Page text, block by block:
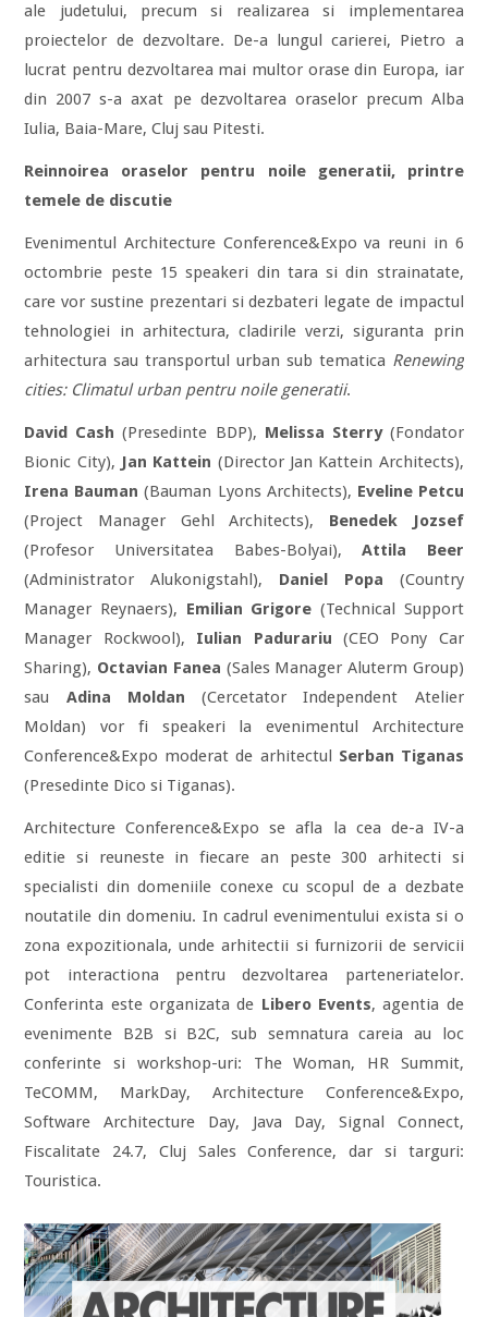
ale judetului, precum si realizarea si implementarea
proiectelor de dezvoltare. De-a lungul carierei, Pietro a
lucrat pentru dezvoltarea mai multor orase din Europa, iar
din 2007 s-a axat pe dezvoltarea oraselor precum Alba
Iulia, Baia-Mare, Cluj sau Pitesti.
Reinnoirea oraselor pentru noile generatii, printre
temele de discutie
Evenimentul Architecture Conference&Expo va reuni in 6
octombrie peste 15 speakeri din tara si din strainatate,
care vor sustine prezentari si dezbateri legate de impactul
tehnologiei in arhitectura, cladirile verzi, siguranta prin
arhitectura sau transportul urban sub tematica Renewing
cities: Climatul urban pentru noile generatii.
David Cash (Presedinte BDP), Melissa Sterry(Fondator
Bionic City), Jan Kattein (Director Jan Kattein Architects),
Irena Bauman (Bauman Lyons Architects), Eveline Petcu
(Project Manager Gehl Architects), Benedek Jozsef
(Profesor Universitatea Babes-Bolyai),Attila Beer
(Administrator Alukonigstahl), Daniel Popa (Country
Manager Reynaers), Emilian Grigore (Technical Support
Manager Rockwool), Iulian Padurariu (CEO Pony Car
Sharing), Octavian Fanea (Sales Manager Aluterm Group)
sau Adina Moldan (Cercetator Independent Atelier
Moldan) vor fi speakeri la evenimentul Architecture
Conference&Expo moderat de arhitectul Serban Tiganas
(Presedinte Dico si Tiganas).
Architecture Conference&Expo se afla la cea de-a IV-a
editie si reuneste in fiecare an peste 300 arhitecti si
specialisti din domeniile conexe cu scopul de a dezbate
noutatile din domeniu. In cadrul evenimentului exista si o
zona expozitionala, unde arhitectii si furnizorii de servicii
pot interactiona pentru dezvoltarea parteneriatelor.
Conferinta este organizata de Libero Events, agentia de
evenimente B2B si B2C, sub semnatura careia au loc
conferinte si workshop-uri: The Woman, HR Summit,
TeCOMM, MarkDay, Architecture Conference&Expo,
Software Architecture Day, Java Day, Signal Connect,
Fiscalitate 24.7, Cluj Sales Conference, dar si targuri:
Touristica.